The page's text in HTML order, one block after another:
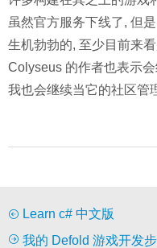
虽然官方服务下线了, 但
生机勃勃的, 至少目前来
Colyseus 的作者也表示
我也会继续当它的社区管
Learn c# 中文版
我的 Defold 游戏开发